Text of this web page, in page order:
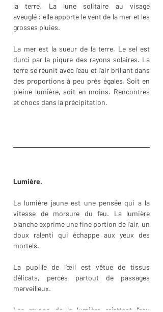
la terre. La lune solitaire au visage
aveuglé : elle apporte le vent de la mer et les
grosses pluies.
La mer est la sueur de la terre. Le sel est
durci par la piqure des rayons solaires. La
terre se réunit avec l’eau et l’air brillant dans
des proportions à peu près égales. Soit en
pleine lumière, soit en moins. Rencontres
et chocs dans la précipitation.
Lumière.
La lumière jaune est une pensée qui a la
vitesse de morsure du feu. La lumière
blanche exprime une fine portion de l’air, un
doux ralenti qui échappe aux yeux des
mortels.
La pupille de l’œil est vêtue de tissus
délicats, percés partout de passages
merveilleux.
Les rayons de la lumière rejettent l’eau